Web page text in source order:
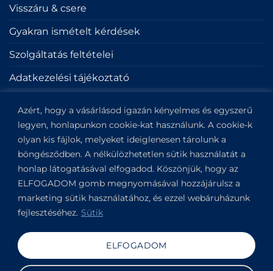
Azért, hogy a vásárlásod igazán kényelmes és egyszerű
legyen, honlapunkon cookie-kat használunk. A cookie-k
olyan kis fájlok, melyeket ideiglenesen tárolunk a
böngésződben. A nélkülözhetetlen sütik használatát a
honlap látogatásával elfogadod. Köszönjük, hogy az
ELFOGADOM gomb megnyomásával hozzájárulsz a
marketing sütik használatához, és ezzel webáruházunk
fejlesztéséhez. Sütik
ELFOGADOM
Visszáru & csere
Gyakran ismételt kérdések
Szolgáltatás feltételei
Adatkezelési tájékoztató
Impresszum
KAPCSOLAT
Kapitány utca 6.
Budapest,
View on Google Maps
+36304649191